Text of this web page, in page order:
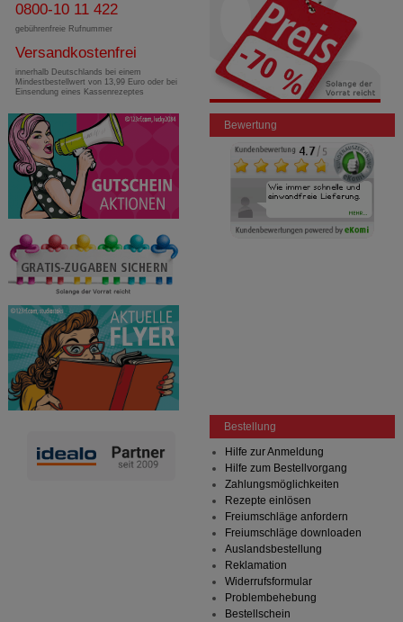
0800-10 11 422
gebührenfreie Rufnummer
Versandkostenfrei
innerhalb Deutschlands bei einem
Mindestbestellwert von 13,99 Euro oder bei
Einsendung eines Kassenrezeptes
Bewertung
Bestellung
Hilfe zur Anmeldung
Hilfe zum Bestellvorgang
Zahlungsmöglichkeiten
Rezepte einlösen
Freiumschläge anfordern
Freiumschläge downloaden
Auslandsbestellung
Reklamation
Widerrufsformular
Problembehebung
Bestellschein